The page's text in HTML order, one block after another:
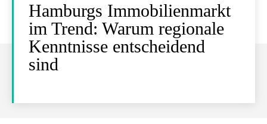
Hamburgs Immobilienmarkt
im Trend: Warum regionale
Kenntnisse entscheidend
sind